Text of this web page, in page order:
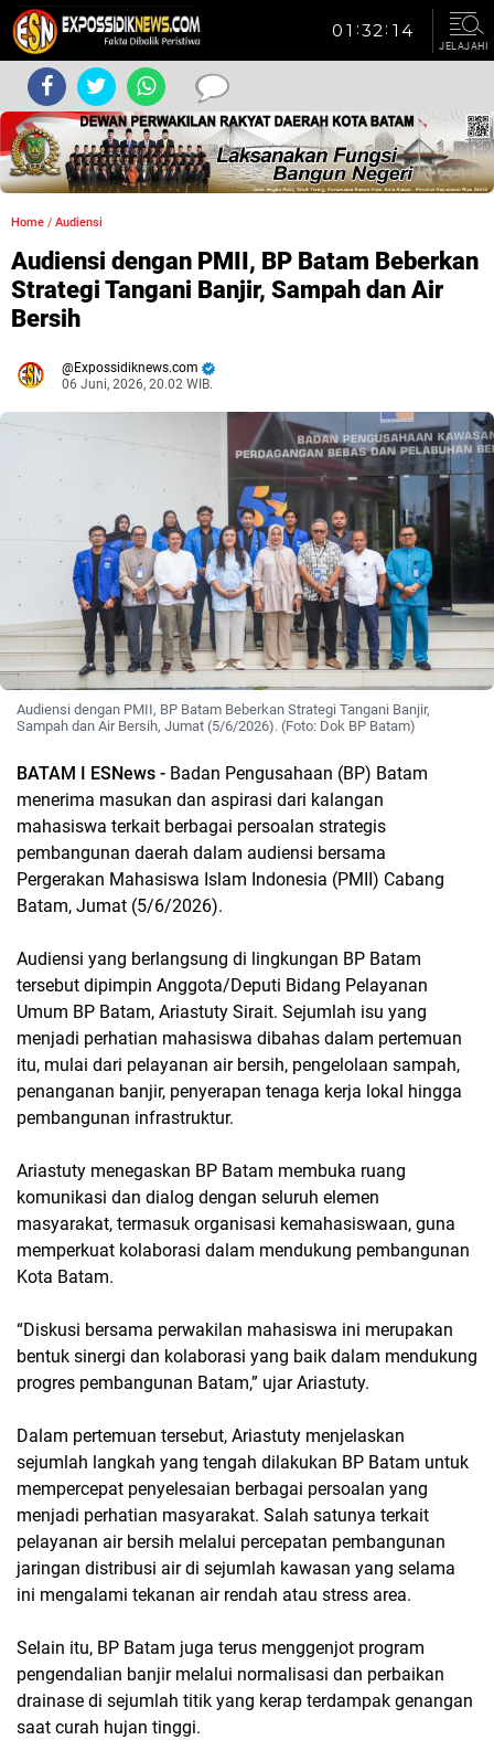
JELAJAHI
Home / Audiensi
Audiensi dengan PMII, BP Batam Beberkan
Strategi Tangani Banjir, Sampah dan Air
Bersih
Expossidiknews.com
06 Juni, 2026, 20.02 WIB.
Audiensi dengan PMII, BP Batam Beberkan Strategi Tangani Banjir,
Sampah dan Air Bersih, Jumat (5/6/2026). (Foto: Dok BP Batam)
BATAM I ESNews - Badan Pengusahaan (BP) Batam
menerima masukan dan aspirasi dari kalangan
mahasiswa terkait berbagai persoalan strategis
pembangunan daerah dalam audiensi bersama
Pergerakan Mahasiswa Islam Indonesia (PMII) Cabang
Batam, Jumat (5/6/2026).
Audiensi yang berlangsung di lingkungan BP Batam
tersebut dipimpin Anggota/Deputi Bidang Pelayanan
Umum BP Batam, Ariastuty Sirait. Sejumlah isu yang
menjadi perhatian mahasiswa dibahas dalam pertemuan
itu, mulai dari pelayanan air bersih, pengelolaan sampah,
penanganan banjir, penyerapan tenaga kerja lokal hingga
pembangunan infrastruktur.
Ariastuty menegaskan BP Batam membuka ruang
komunikasi dan dialog dengan seluruh elemen
masyarakat, termasuk organisasi kemahasiswaan, guna
memperkuat kolaborasi dalam mendukung pembangunan
Kota Batam.
“Diskusi bersama perwakilan mahasiswa ini merupakan
bentuk sinergi dan kolaborasi yang baik dalam mendukung
progres pembangunan Batam,” ujar Ariastuty.
Dalam pertemuan tersebut, Ariastuty menjelaskan
sejumlah langkah yang tengah dilakukan BP Batam untuk
mempercepat penyelesaian berbagai persoalan yang
menjadi perhatian masyarakat. Salah satunya terkait
pelayanan air bersih melalui percepatan pembangunan
jaringan distribusi air di sejumlah kawasan yang selama
ini mengalami tekanan air rendah atau stress area.
Selain itu, BP Batam juga terus menggenjot program
pengendalian banjir melalui normalisasi dan perbaikan
drainase di sejumlah titik yang kerap terdampak genangan
saat curah hujan tinggi.